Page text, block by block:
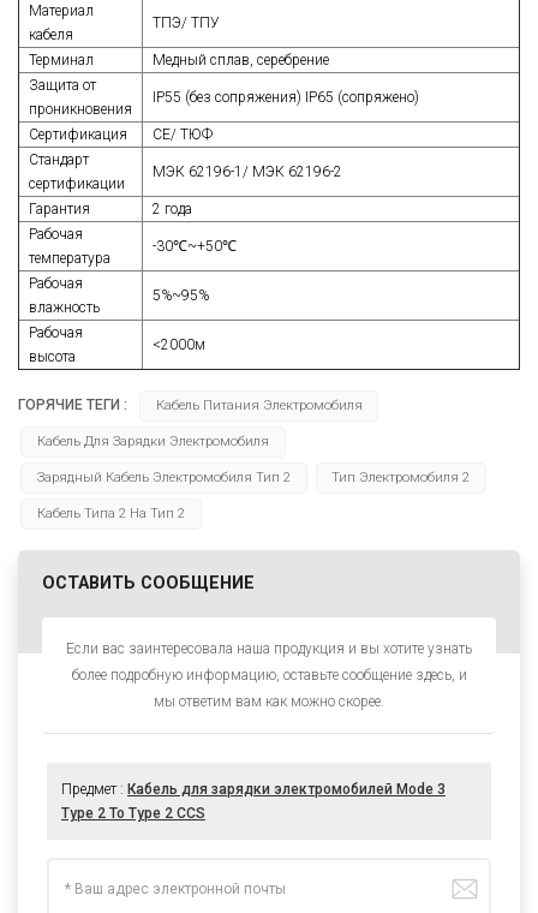
Материал
кабеля
ТПЭ/ ТПУ
Терминал
Медный сплав, серебрение
Защита от
проникновения
IP55 (без сопряжения) IP65 (сопряжено)
Сертификация
СЕ/ ТЮФ
Стандарт
сертификации
МЭК 62196-1/ МЭК 62196-2
Гарантия
2 года
Рабочая
температура
-30℃~+50℃
Рабочая
влажность
5%~95%
Рабочая
высота
<2000м
ГОРЯЧИЕ ТЕГИ : Кабель Питания Электромобиля
Кабель Для Зарядки Электромобиля
Зарядный Кабель Электромобиля Тип 2 Тип Электромобиля 2
Кабель Типа 2 На Тип 2
ОСТАВИТЬ СООБЩЕНИЕ
Если вас заинтересовала наша продукция и вы хотите узнать
более подробную информацию, оставьте сообщение здесь, и
мы ответим вам как можно скорее.
Предмет : Кабель для зарядки электромобилей Mode 3
Type 2 To Type 2 CCS